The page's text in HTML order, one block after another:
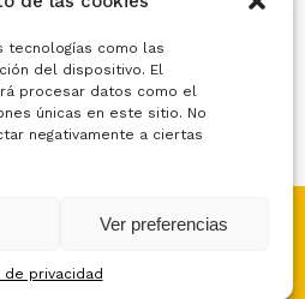
tecnologías como las
del dispositivo. El
procesar datos como el
únicas en este sitio. No
negativamente a ciertas
Ver preferencias
de privacidad